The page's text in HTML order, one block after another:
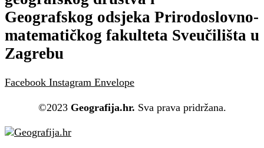
Geografskog odsjeka Prirodoslovno-
matematičkog fakulteta Sveučilišta u
Zagrebu
Facebook Instagram Envelope
©2023 Geografija.hr. Sva prava pridržana.